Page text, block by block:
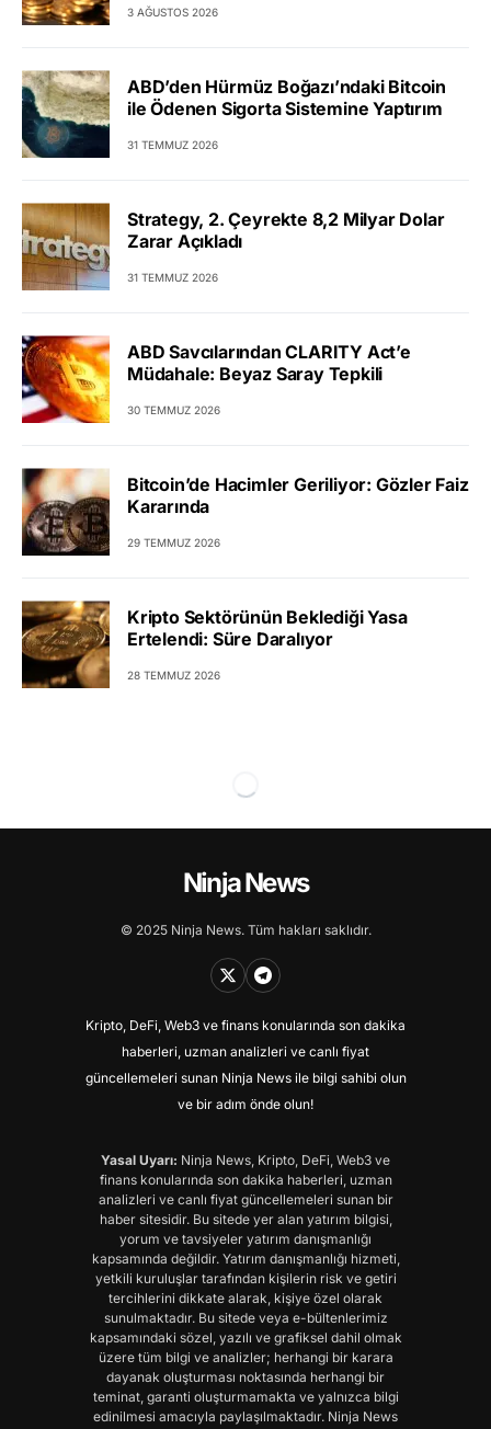
3 AĞUSTOS 2026
ABD’den Hürmüz Boğazı’ndaki Bitcoin
ile Ödenen Sigorta Sistemine Yaptırım
31 TEMMUZ 2026
Strategy, 2. Çeyrekte 8,2 Milyar Dolar
Zarar Açıkladı
31 TEMMUZ 2026
ABD Savcılarından CLARITY Act’e
Müdahale: Beyaz Saray Tepkili
30 TEMMUZ 2026
Bitcoin’de Hacimler Geriliyor: Gözler Faiz
Kararında
29 TEMMUZ 2026
Kripto Sektörünün Beklediği Yasa
Ertelendi: Süre Daralıyor
28 TEMMUZ 2026
Ninja News
© 2025 Ninja News. Tüm hakları saklıdır.
Kripto, DeFi, Web3 ve finans konularında son dakika
haberleri, uzman analizleri ve canlı fiyat
güncellemeleri sunan Ninja News ile bilgi sahibi olun
ve bir adım önde olun!
Yasal Uyarı: Ninja News, Kripto, DeFi, Web3 ve
finans konularında son dakika haberleri, uzman
analizleri ve canlı fiyat güncellemeleri sunan bir
haber sitesidir. Bu sitede yer alan yatırım bilgisi,
yorum ve tavsiyeler yatırım danışmanlığı
kapsamında değildir. Yatırım danışmanlığı hizmeti,
yetkili kuruluşlar tarafından kişilerin risk ve getiri
tercihlerini dikkate alarak, kişiye özel olarak
sunulmaktadır. Bu sitede veya e-bültenlerimiz
kapsamındaki sözel, yazılı ve grafiksel dahil olmak
üzere tüm bilgi ve analizler; herhangi bir karara
dayanak oluşturması noktasında herhangi bir
teminat, garanti oluşturmamakta ve yalnızca bilgi
edinilmesi amacıyla paylaşılmaktadır. Ninja News